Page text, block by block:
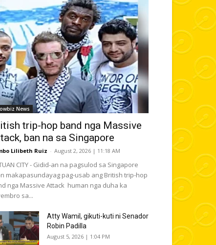
News
trip-hop band nga Massive
ban na sa Singapore
Lilibeth Ruiz - August 2, 2026 | 11:18 AM
CITY - Gidid-an na pagsulod sa Singapore
makapasundayag pag-usab ang British trip-hop
nga Massive Attack human nga duha ka
sa...
Atty Wamil, gikuti-kuti ni Senador
Robin Padilla
August 5, 2026 | 1:04 PM